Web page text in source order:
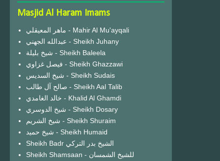
Masjid Al Haram Imams
ماهر المعيقلي - Mahir Al Mu'ayqali
عبدالله الجهني - Sheikh Juhany
شيخ بليلة - Sheikh Baleela
فيصل غزاوي - Sheikh Ghazzawi
شيخ السديس - Sheikh Sudais
صالح آل طالب - Sheikh Aal Talib
خالد الغامدي - Khalid Al Ghamdi
شيخ الدوسري - Sheikh Dosary
شيخ الشريم - Sheikh Shuraim
شيخ حميد - Sheikh Humaid
Sheikh Badr الشيخ بدر التركي
Sheikh Shamsaan - للشيخ الشمسان